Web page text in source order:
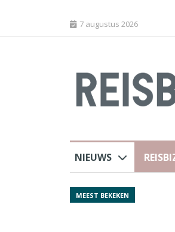
7 augustus 2026
NIEUWS
MEEST BEKEKEN
luchthaven